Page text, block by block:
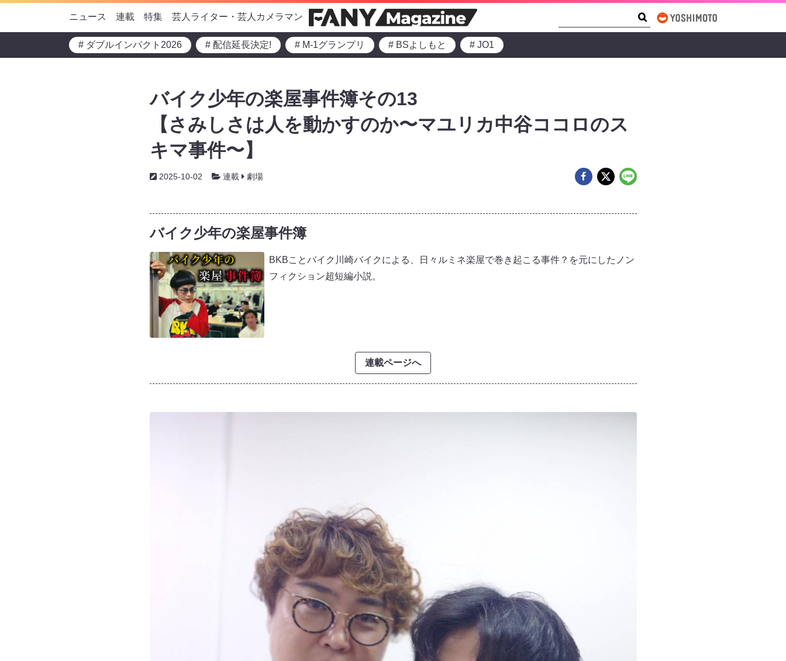
ニュース 連載 特集 芸人ライター・芸人カメラマン
# ダブルインパクト2026 # 配信延長決定! # M-1グランプリ # BSよしもと # JO1
バイク少年の楽屋事件簿その13
【さみしさは人を動かすのか〜マユリカ中谷ココロのス
キマ事件〜】
2025-10-02 連載 劇場
バイク少年の楽屋事件簿
BKBことバイク川崎バイクによる、日々ルミネ楽屋で巻き起こる事件？を元にしたノン
フィクション超短編小説。
連載ページへ